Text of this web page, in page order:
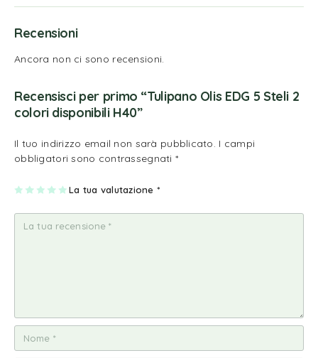
Recensioni
Ancora non ci sono recensioni.
Recensisci per primo “Tulipano Olis EDG 5 Steli 2
colori disponibili H40”
Il tuo indirizzo email non sarà pubblicato. I campi
obbligatori sono contrassegnati *
La tua valutazione *
1
a
2
e
su
5
3
e
su
5
4
e
su
5
5
e
su
5